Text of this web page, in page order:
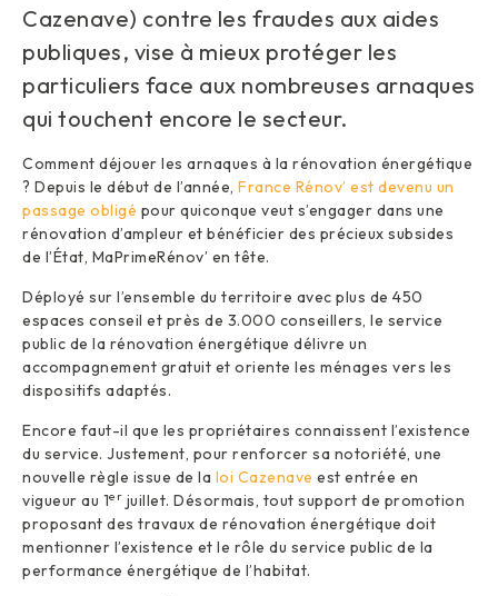
Cazenave) contre les fraudes aux aides
publiques, vise à mieux protéger les
particuliers face aux nombreuses arnaques
qui touchent encore le secteur.
Comment déjouer les arnaques à la rénovation énergétique
? Depuis le début de l’année, France Rénov’ est devenu un
passage obligé pour quiconque veut s’engager dans une
rénovation d’ampleur et bénéficier des précieux subsides
de l’État, MaPrimeRénov’ en tête.
Déployé sur l’ensemble du territoire avec plus de 450
espaces conseil et près de 3.000 conseillers, le service
public de la rénovation énergétique délivre un
accompagnement gratuit et oriente les ménages vers les
dispositifs adaptés.
Encore faut-il que les propriétaires connaissent l’existence
du service. Justement, pour renforcer sa notoriété, une
nouvelle règle issue de la loi Cazenave est entrée en
vigueur au 1er juillet. Désormais, tout support de promotion
proposant des travaux de rénovation énergétique doit
mentionner l’existence et le rôle du service public de la
performance énergétique de l’habitat.